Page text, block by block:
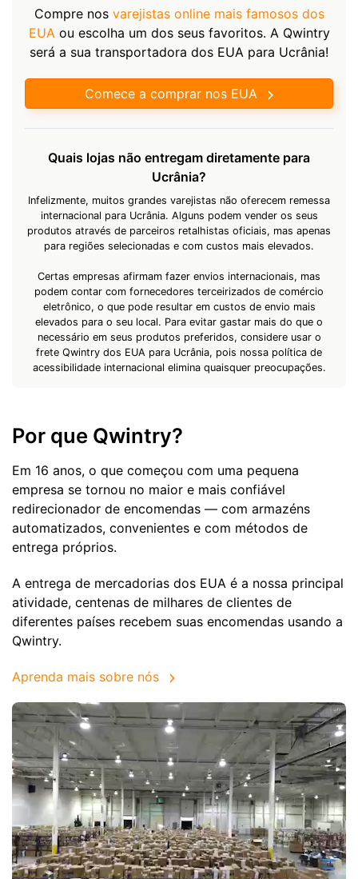
Compre nos varejistas online mais famosos dos
EUAou escolha um dos seus favoritos. A Qwintry
será a sua transportadora dos EUA para Ucrânia!
Comece a comprar nos EUA
Quais lojas não entregam diretamente para
Ucrânia?
Infelizmente, muitos grandes varejistas não oferecem remessa
internacional para Ucrânia. Alguns podem vender os seus
produtos através de parceiros retalhistas oficiais, mas apenas
para regiões selecionadas e com custos mais elevados.
Certas empresas afirmam fazer envios internacionais, mas
podem contar com fornecedores terceirizados de comércio
eletrônico, o que pode resultar em custos de envio mais
elevados para o seu local. Para evitar gastar mais do que o
necessário em seus produtos preferidos, considere usar o
frete Qwintry dos EUA para Ucrânia, pois nossa política de
acessibilidade internacional elimina quaisquer preocupações.
Por que Qwintry?
Em 16 anos, o que começou com uma pequena
empresa se tornou no maior e mais confiável
redirecionador de encomendas — com armazéns
automatizados, convenientes e com métodos de
entrega próprios.
A entrega de mercadorias dos EUA é a nossa principal
atividade, centenas de milhares de clientes de
diferentes países recebem suas encomendas usando a
Qwintry.
Aprenda mais sobre nós